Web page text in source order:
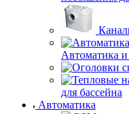
Автоматика
для бассейна
Автоматика